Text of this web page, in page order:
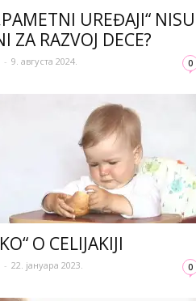
UREĐAJI“ NISU
ZA RAZVOJ DECE?
- 9. августа 2024. 0
O CELIJAKIJI
- 22. јануара 2023. 0